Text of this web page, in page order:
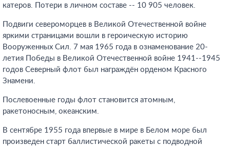
катеров. Потери в личном составе -- 10 905 человек.
Подвиги североморцев в Великой Отечественной войне
яркими страницами вошли в героическую историю
Вооруженных Сил. 7 мая 1965 года в ознаменование 20-
летия Победы в Великой Отечественной войне 1941--1945
годов Северный флот был награждён орденом Красного
Знамени.
Послевоенные годы флот становится атомным,
ракетоносным, океанским.
В сентябре 1955 года впервые в мире в Белом море был
произведен старт баллистической ракеты с подводной